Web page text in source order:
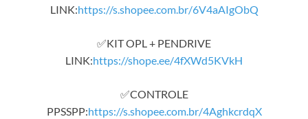
LINK:https://s.shopee.com.br/6V4aAIgObQ
✅KIT OPL + PENDRIVE
LINK:https://shope.ee/4fXWd5KVkH
✅CONTROLE
PPSSPP:https://s.shopee.com.br/4AghkcrdqX